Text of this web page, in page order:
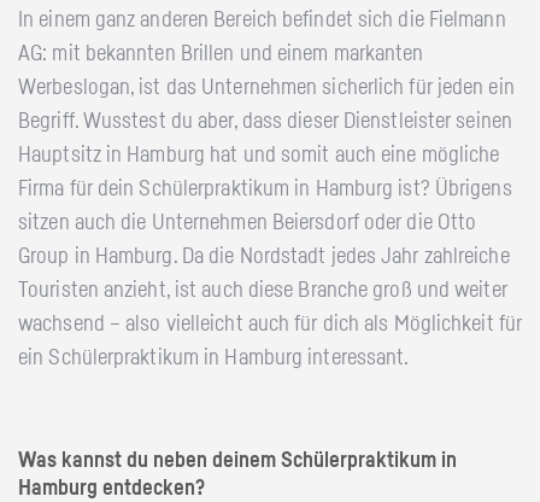
In einem ganz anderen Bereich befindet sich die Fielmann
AG: mit bekannten Brillen und einem markanten
Werbeslogan, ist das Unternehmen sicherlich für jeden ein
Begriff. Wusstest du aber, dass dieser Dienstleister seinen
Hauptsitz in Hamburg hat und somit auch eine mögliche
Firma für dein Schülerpraktikum in Hamburg ist? Übrigens
sitzen auch die Unternehmen Beiersdorf oder die Otto
Group in Hamburg. Da die Nordstadt jedes Jahr zahlreiche
Touristen anzieht, ist auch diese Branche groß und weiter
wachsend – also vielleicht auch für dich als Möglichkeit für
ein Schülerpraktikum in Hamburg interessant.
Was kannst du neben deinem Schülerpraktikum in
Hamburg entdecken?